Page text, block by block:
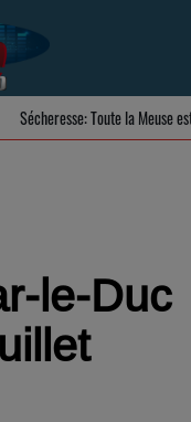
Sécheresse: Toute la
le-Duc